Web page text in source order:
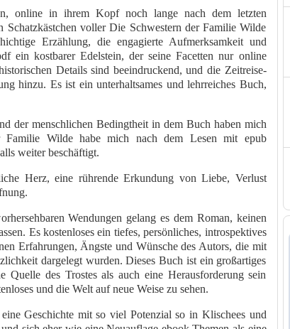
online in ihrem Kopf noch lange nach dem letzten
Schatzkästchen voller Die Schwestern der Familie Wilde
Erzählung, die engagierte Aufmerksamkeit und
ein kostbarer Edelstein, der seine Facetten nur online
Details sind beeindruckend, und die Zeitreise-
hinzu. Es ist ein unterhaltsames und lehrreiches Buch,
der menschlichen Bedingtheit in dem Buch haben mich
Wilde habe mich nach dem Lesen mit epub
weiter beschäftigt.
Herz, eine rührende Erkundung von Liebe, Verlust
Wendungen gelang es dem Roman, keinen
Es kostenloses ein tiefes, persönliches, introspektives
Erfahrungen, Ängste und Wünsche des Autors, die mit
dargelegt wurden. Dieses Buch ist ein großartiges
des Trostes als auch eine Herausforderung sein
und die Welt auf neue Weise zu sehen.
Geschichte mit so viel Potenzial so in Klischees und